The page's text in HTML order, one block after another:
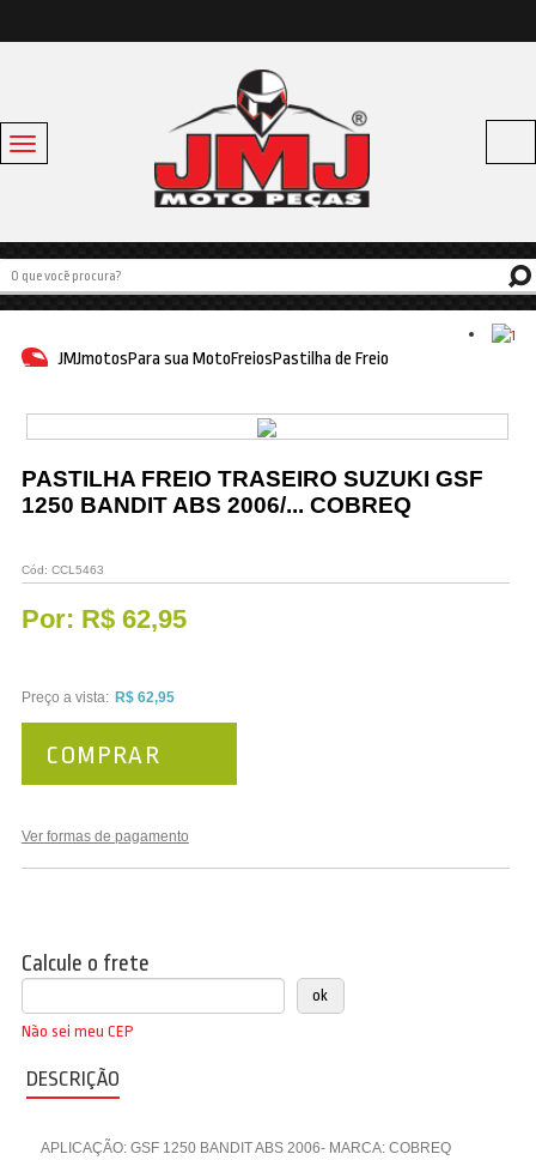
Toggle
navigation
Baús e Bagageiros
Capacetes
Off Road
Para sua moto
Pneus e Câmaras
JMJmotosPara sua MotoFreiosPastilha de Freio
PASTILHA FREIO TRASEIRO SUZUKI GSF
1250 BANDIT ABS 2006/... COBREQ
Cód: CCL5463
Por: R$ 62,95
Preço a vista: R$ 62,95
Ver formas de pagamento
COMPRAR
Calcule o frete
Não sei meu CEP
DESCRIÇÃO
APLICAÇÃO: GSF 1250 BANDIT ABS 2006- MARCA: COBREQ